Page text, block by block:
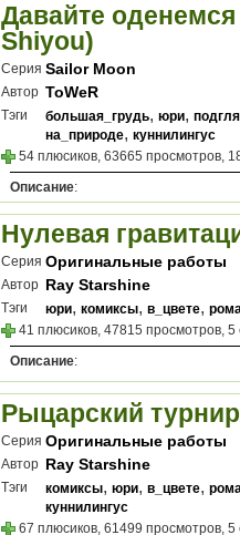
Давайте
Shiyou)
Серия Sailor Moon
Автор ToWeR
Тэги большая_грудь, юри,
на_природе, куннилингус
54 плюсиков, 63665 просмотров,
Описание:
Нулевая
Серия Оригинальные работы
Автор Ray Starshine
Тэги юри, комиксы, в_цвете,
41 плюсиков, 47815 просмотров, 5
Описание:
Рыцарский
Серия Оригинальные работы
Автор Ray Starshine
Тэги комиксы, юри, в_цвете,
куннилингус
67 плюсиков, 61499 просмотров, 5